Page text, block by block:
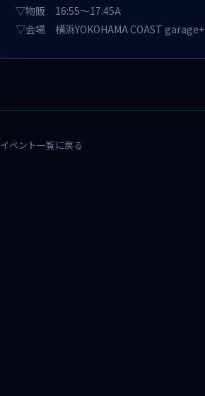
▽物販 16:55〜17:45A
▽会場 横浜YOKOHAMA COAST garage+
イベント一覧に戻る